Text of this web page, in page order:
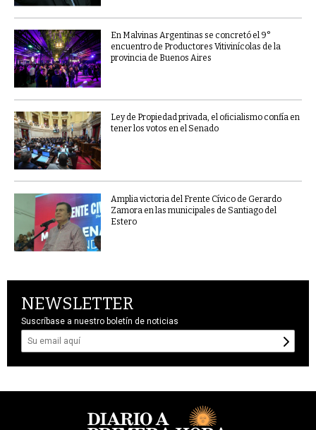
En Malvinas Argentinas se concretó el 9°
encuentro de Productores Vitivinícolas de la
provincia de Buenos Aires
Ley de Propiedad privada, el oficialismo confía en
tener los votos en el Senado
Amplia victoria del Frente Cívico de Gerardo
Zamora en las municipales de Santiago del
Estero
NEWSLETTER
Suscríbase a nuestro boletín de noticias